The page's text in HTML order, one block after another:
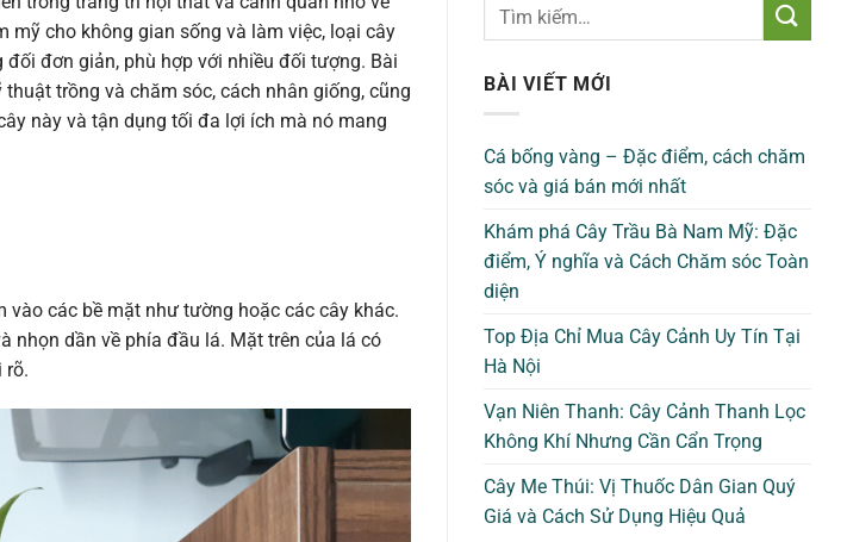
cho không gian sống và làm việc, loại cây
đơn giản, phù hợp với nhiều đối tượng. Bài
trồng và chăm sóc, cách nhân giống, cũng
này và tận dụng tối đa lợi ích mà nó mang
vào các bề mặt như tường hoặc các cây khác.
nhọn dần về phía đầu lá. Mặt trên của lá có
rõ.
BÀI VIẾT MỚI
Cá bống vàng – Đặc điểm, cách chăm
sóc và giá bán mới nhất
Khám phá Cây Trầu Bà Nam Mỹ: Đặc
điểm, Ý nghĩa và Cách Chăm sóc Toàn
diện
Top Địa Chỉ Mua Cây Cảnh Uy Tín Tại
Hà Nội
Vạn Niên Thanh: Cây Cảnh Thanh Lọc
Không Khí Nhưng Cần Cẩn Trọng
Cây Me Thúi: Vị Thuốc Dân Gian Quý
Giá và Cách Sử Dụng Hiệu Quả